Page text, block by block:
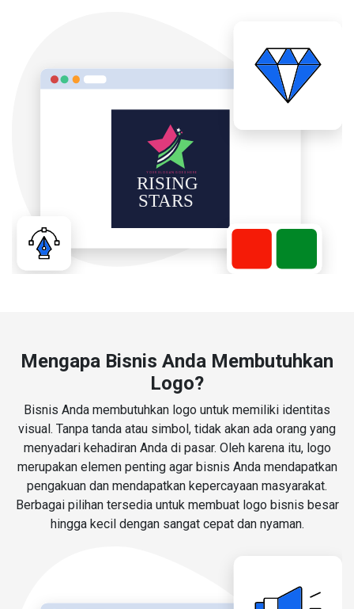
Mengapa Bisnis Anda Membutuhkan
Logo?
Bisnis Anda membutuhkan logo untuk memiliki identitas
visual. Tanpa tanda atau simbol, tidak akan ada orang yang
menyadari kehadiran Anda di pasar. Oleh karena itu, logo
merupakan elemen penting agar bisnis Anda mendapatkan
pengakuan dan mendapatkan kepercayaan masyarakat.
Berbagai pilihan tersedia untuk membuat logo bisnis besar
hingga kecil dengan sangat cepat dan nyaman.